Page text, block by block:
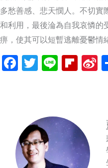
多愁善感、悲天憫人。不切實
和利用，最後淪為自我哀憐的
痹，使其可以短暫逃離憂鬱情
Facebook
Twitter
Line